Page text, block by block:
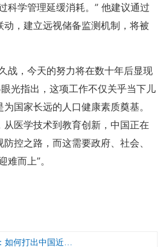
科学管理延缓消耗。” 他建议通过
，建立远视储备监测机制，将被
战，今天的努力将在数十年后显现
光指出，这项工作不仅关乎当下儿
国家长远的人口健康素质奠基。
从医学技术到教育创新，中国正在
控之路，而这需要政府、社会、
而上”。